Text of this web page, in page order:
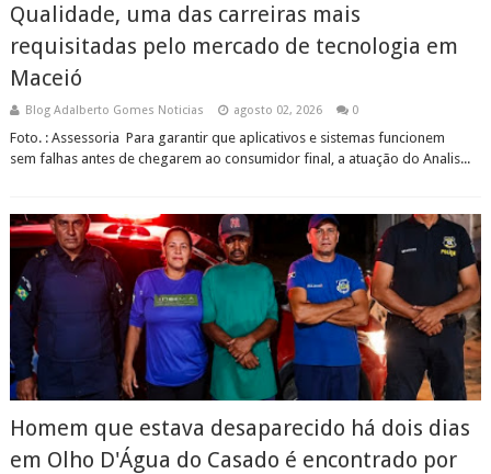
Qualidade, uma das carreiras mais
requisitadas pelo mercado de tecnologia em
Maceió
Blog Adalberto Gomes Noticias agosto 02, 2026 0
Foto. : Assessoria Para garantir que aplicativos e sistemas funcionem
sem falhas antes de chegarem ao consumidor final, a atuação do Analis...
Homem que estava desaparecido há dois dias
em Olho D'Água do Casado é encontrado por